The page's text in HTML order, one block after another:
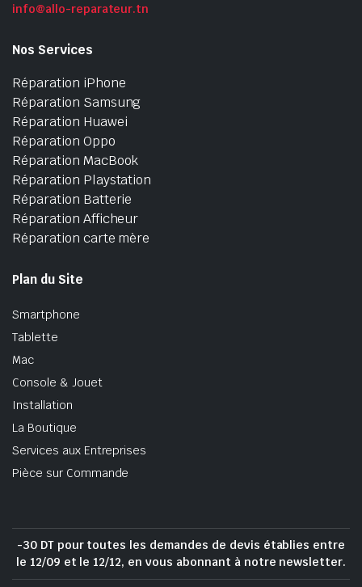
info@allo-reparateur.tn
Nos Services
Réparation iPhone
Réparation Samsung
Réparation Huawei
Réparation Oppo
Réparation MacBook
Réparation Playstation
Réparation Batterie
Réparation Afficheur
Réparation carte mère
Plan du Site
Smartphone
Tablette
Mac
Console & Jouet
Installation
La Boutique
Services aux Entreprises
Pièce sur Commande
-30 DT pour toutes les demandes de devis établies entre
le 12/09 et le 12/12, en vous abonnant à notre newsletter.